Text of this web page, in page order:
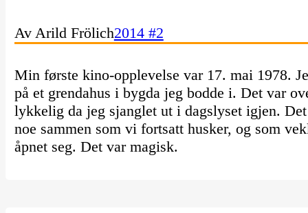
Av Arild Frölich2014 #2
Min første kino-opplevelse var 17. mai 1978.
på et grendahus i bygda jeg bodde i. Det var
lykkelig da jeg sjanglet ut i dagslyset igjen.
noe sammen som vi fortsatt husker, og som
åpnet seg. Det var magisk.